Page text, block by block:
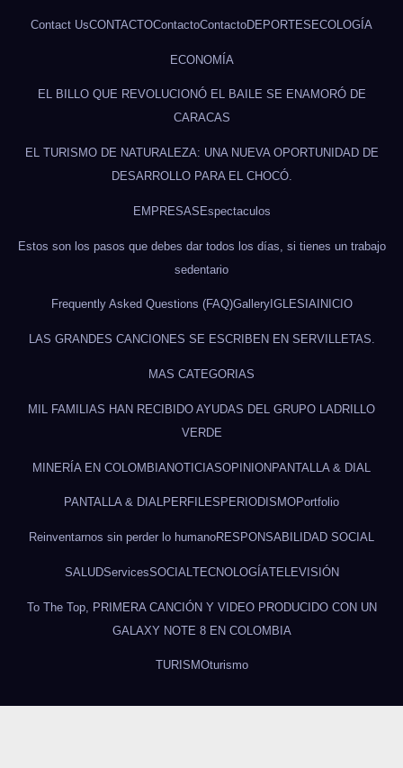
Contact UsCONTACTOContactoContactoDEPORTESECOLOGÍA
ECONOMÍA
EL BILLO QUE REVOLUCIONÓ EL BAILE SE ENAMORÓ DE
CARACAS
EL TURISMO DE NATURALEZA: UNA NUEVA OPORTUNIDAD DE
DESARROLLO PARA EL CHOCÓ.
EMPRESAS Espectaculos
Estos son los pasos que debes dar todos los días, si tienes un trabajo
sedentario
Frequently Asked Questions (FAQ)GalleryIGLESIAINICIO
LAS GRANDES CANCIONES SE ESCRIBEN EN SERVILLETAS.
MAS CATEGORIAS
MIL FAMILIAS HAN RECIBIDO AYUDAS DEL GRUPO LADRILLO
VERDE
MINERÍA EN COLOMBIANOTICIASOPINIONPANTALLA & DIAL
PANTALLA & DIALPERFILES PERIODISMOPortfolio
Reinventarnos sin perder lo humanoRESPONSABILIDAD SOCIAL
SALUDServicesSOCIAL TECNOLOGÍATELEVISIÓN
To The Top, PRIMERA CANCIÓN Y VIDEO PRODUCIDO CON UN
GALAXY NOTE 8 EN COLOMBIA
TURISMOturismo